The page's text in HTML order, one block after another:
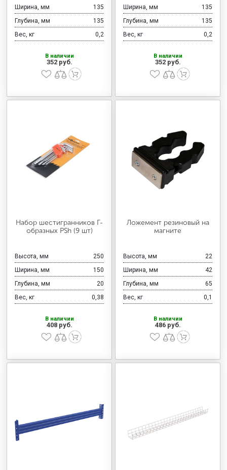
Ширина, мм
135
Глубина, мм
135
Вес, кг
0,2
В наличии
352 руб.
Ширина, мм
135
Глубина, мм
135
Вес, кг
0,2
В наличии
352 руб.
Набор шестигранников Г-
образных PSh (9 шт)
Высота, мм
250
Ширина, мм
150
Глубина, мм
20
Вес, кг
0,38
В наличии
408 руб.
Ложемент резиновый на
магните
Высота, мм
22
Ширина, мм
42
Глубина, мм
65
Вес, кг
0,1
В наличии
486 руб.